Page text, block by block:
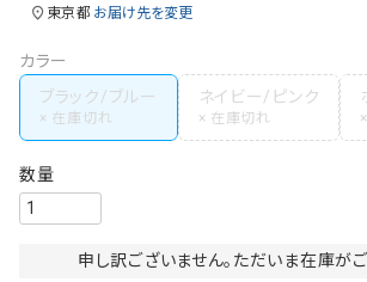
東京都 お届け先を変更
カラー
ブラック/ブルー
ネイビー/ピンク
申し訳ございません。ただいま在庫がご